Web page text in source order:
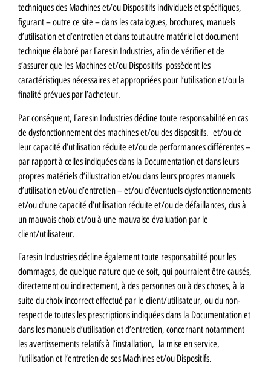
techniques des Machines et/ou Dispositifs individuels et spécifiques,
figurant – outre ce site – dans les catalogues, brochures, manuels
d’utilisation et d’entretien et dans tout autre matériel et document
technique élaboré par Faresin Industries, afin de vérifier et de
s’assurer que les Machines et/ou Dispositifs possèdent les
caractéristiques nécessaires et appropriées pour l’utilisation et/ou la
finalité prévues par l’acheteur.
Par conséquent, Faresin Industries décline toute responsabilité en cas
de dysfonctionnement des machines et/ou des dispositifs. et/ou de
leur capacité d’utilisation réduite et/ou de performances différentes –
par rapport à celles indiquées dans la Documentation et dans leurs
propres matériels d’illustration et/ou dans leurs propres manuels
d’utilisation et/ou d’entretien – et/ou d’éventuels dysfonctionnements
et/ou d’une capacité d’utilisation réduite et/ou de défaillances, dus à
un mauvais choix et/ou à une mauvaise évaluation par le
client/utilisateur.
Faresin Industries décline également toute responsabilité pour les
dommages, de quelque nature que ce soit, qui pourraient être causés,
directement ou indirectement, à des personnes ou à des choses, à la
suite du choix incorrect effectué par le client/utilisateur, ou du non-
respect de toutes les prescriptions indiquées dans la Documentation et
dans les manuels d’utilisation et d’entretien, concernant notamment
les avertissements relatifs à l’installation, la mise en service,
l’utilisation et l’entretien de ses Machines et/ou Dispositifs.